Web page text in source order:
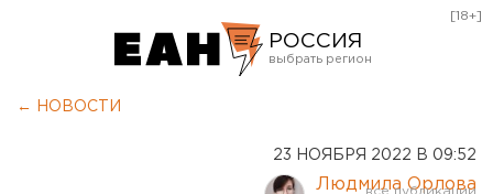
РОССИЯ
Курган
[18+]
← НОВОСТИ
23 НОЯБРЯ 2022 В 09:52
Людмила Орлова